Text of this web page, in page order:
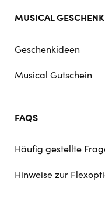
MUSICAL
Geschenkideen
Musical Gutschein
FAQS
Häufig gestellte
Hinweise zur